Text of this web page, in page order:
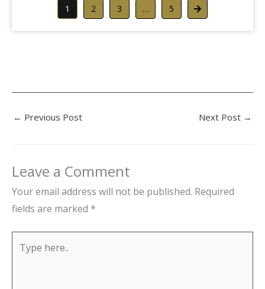
1 2 3 … 5
← Previous Post Next Post →
Leave a Comment
Your email address will not be published. Required
fields are marked *
here..